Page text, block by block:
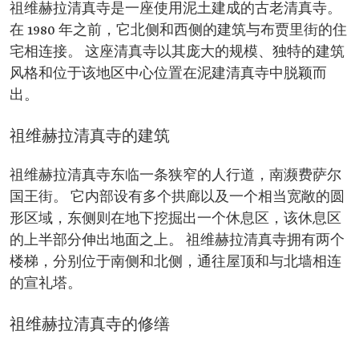
祖维赫拉清真寺是一座使用泥土建成的古老清真寺。
在 1980 年之前，它北侧和西侧的建筑与布贾里街的住
宅相连接。 这座清真寺以其庞大的规模、独特的建筑
风格和位于该地区中心位置在泥建清真寺中脱颖而
出。
祖维赫拉清真寺的建筑
祖维赫拉清真寺东临一条狭窄的人行道，南濒费萨尔
国王街。 它内部设有多个拱廊以及一个相当宽敞的圆
形区域，东侧则在地下挖掘出一个休息区，该休息区
的上半部分伸出地面之上。 祖维赫拉清真寺拥有两个
楼梯，分别位于南侧和北侧，通往屋顶和与北墙相连
的宣礼塔。
祖维赫拉清真寺的修缮